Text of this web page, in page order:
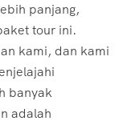
panjang,
tour ini.
kami, dan kami
banyak
adalah